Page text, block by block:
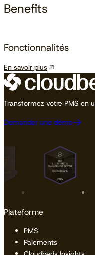
Benefits
Fonctionnalités
En savoir plus
Transformez votre PMS en
Demander une démo
Plateforme
PMS
Paiements